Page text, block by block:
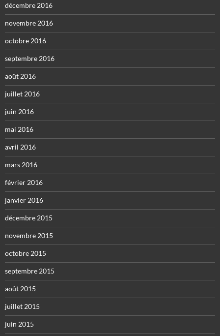
décembre 2016
novembre 2016
octobre 2016
septembre 2016
août 2016
juillet 2016
juin 2016
mai 2016
avril 2016
mars 2016
février 2016
janvier 2016
décembre 2015
novembre 2015
octobre 2015
septembre 2015
août 2015
juillet 2015
juin 2015